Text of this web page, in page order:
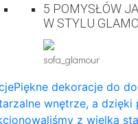
5 POMYSŁÓW
W STYLU
sofa_glamour
Piękne dekoracje do
wnętrze, a
z wielką